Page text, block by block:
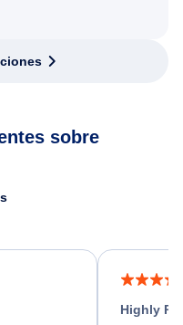
sobre
Highly